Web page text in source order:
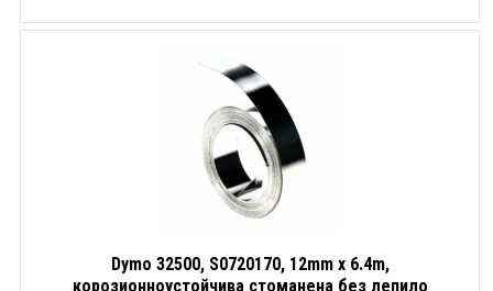
Dymo 32500, S0720170, 12mm x 6.4m,
корозионноустойчива стоманена без лепило